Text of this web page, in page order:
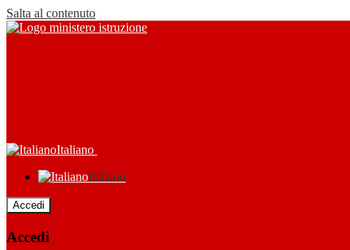
Salta al contenuto
Italiano
Italiano
Accedi
Accedi